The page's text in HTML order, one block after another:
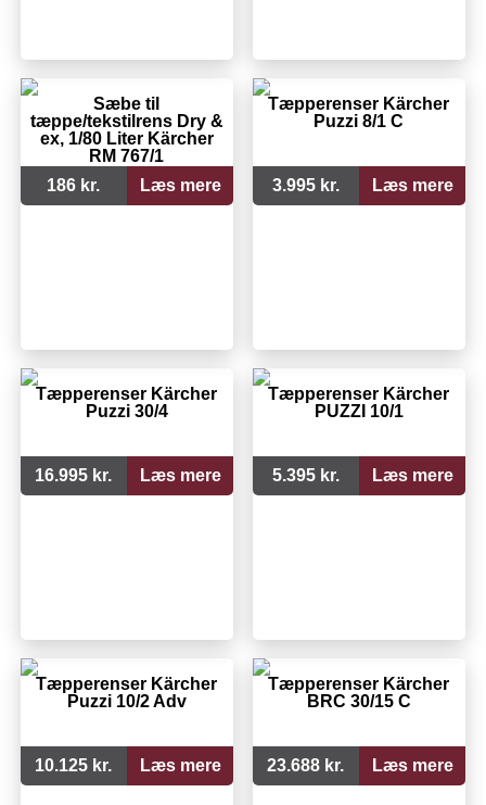
Sæbe til
tæppe/tekstilrens Dry &
ex, 1/80 Liter Kärcher
RM 767/1
186 kr.
Læs mere
Tæpperenser Kärcher
Puzzi 8/1 C
3.995 kr. Læs mere
Tæpperenser Kärcher
Puzzi 30/4
16.995 kr. Læs mere
Tæpperenser Kärcher
PUZZI 10/1
5.395 kr. Læs mere
Tæpperenser Kärcher
Puzzi 10/2 Adv
10.125 kr. Læs mere
Tæpperenser Kärcher
BRC 30/15 C
23.688 kr. Læs mere